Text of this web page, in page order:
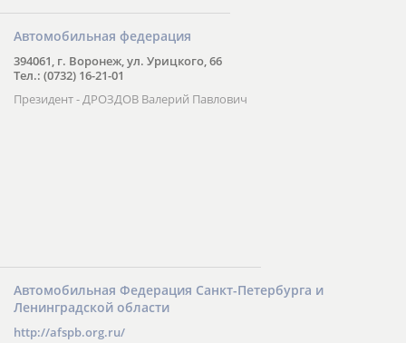
Автомобильная федерация
394061, г. Воронеж, ул. Урицкого, 66
Тел.: (0732) 16-21-01
Президент - ДРОЗДОВ Валерий Павлович
Автомобильная Федерация Санкт-Петербурга и
Ленинградской области
http://afspb.org.ru/